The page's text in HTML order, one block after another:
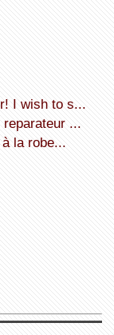
I wish to s...
reparateur ...
la robe...